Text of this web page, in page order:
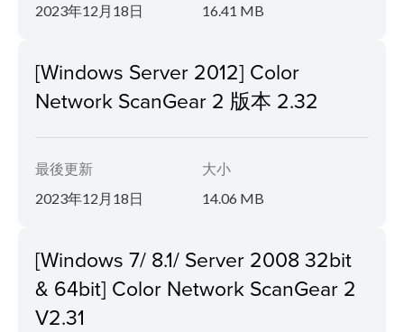
2023年12月18日
16.41 MB
[Windows Server 2012] Color
Network ScanGear 2 版本 2.32
最後更新
2023年12月18日
大小
14.06 MB
[Windows 7/ 8.1/ Server 2008 32bit
& 64bit] Color Network ScanGear 2
V2.31